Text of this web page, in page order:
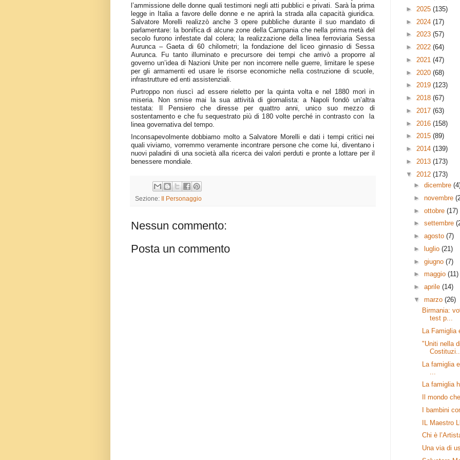
l’ammissione delle donne quali testimoni negli atti pubblici e privati. Sarà la prima
legge in Italia a favore delle donne e ne aprirà la strada alla capacità giuridica.
Salvatore Morelli realizzò anche 3 opere pubbliche durante il suo mandato di
parlamentare: la bonifica di alcune zone della Campania che nella prima metà del
secolo furono infestate dal colera; la realizzazione della linea ferroviaria Sessa
Aurunca – Gaeta di 60 chilometri; la fondazione del liceo ginnasio di Sessa
Aurunca. Fu tanto illuminato e precursore dei tempi che arrivò a proporre al
governo un’idea di Nazioni Unite per non incorrere nelle guerre, limitare le spese
per gli armamenti ed usare le risorse economiche nella costruzione di scuole,
infrastrutture ed enti assistenziali.
Purtroppo non riuscì ad essere rieletto per la quinta volta e nel 1880 morì in
miseria. Non smise mai la sua attività di giornalista: a Napoli fondò un’altra
testata: Il Pensiero che diresse per quattro anni, unico suo mezzo di
sostentamento e che fu sequestrato più di 180 volte perché in contrasto con la
linea governativa del tempo.
Inconsapevolmente dobbiamo molto a Salvatore Morelli e dati i tempi critici nei
quali viviamo, vorremmo veramente incontrare persone che come lui, diventano i
nuovi paladini di una società alla ricerca dei valori perduti e pronte a lottare per il
benessere mondiale.
Sezione: Il Personaggio
Nessun commento:
Posta un commento
► 2025 (135)
► 2024 (17)
► 2023 (57)
► 2022 (64)
► 2021 (47)
► 2020 (68)
► 2019 (123)
► 2018 (67)
► 2017 (63)
► 2016 (158)
► 2015 (89)
► 2014 (139)
► 2013 (173)
▼ 2012 (173)
►dicembre
►novembre
►ottobre(17)
►settembre
►agosto(7)
►
luglio(21)
►giugno(7)
►maggio(11)
►aprile(14)
▼marzo(26)
Birmania:
test p...
La Famiglia
"Uniti nella
Costituzi...
La famiglia
La famiglia
Il mondo
I bambini
IL Maestro
Chi è
Una via di